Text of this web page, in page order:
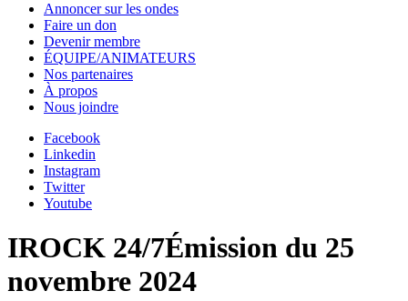
Annoncer sur les ondes
Faire un don
Devenir membre
ÉQUIPE/ANIMATEURS
Nos partenaires
À propos
Nous joindre
Facebook
Linkedin
Instagram
Twitter
Youtube
IROCK 24/7Émission du 25
novembre 2024